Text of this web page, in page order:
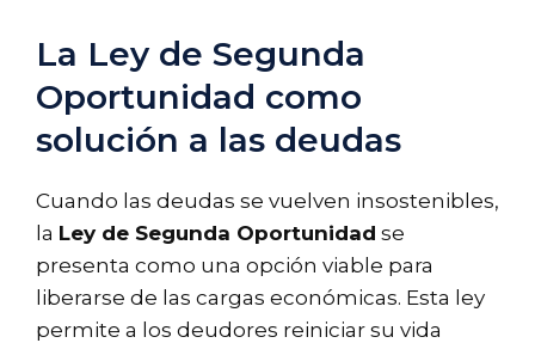
La Ley de Segunda
Oportunidad como
solución a las deudas
Cuando las deudas se vuelven insostenibles,
la Ley de Segunda Oportunidad se
presenta como una opción viable para
liberarse de las cargas económicas. Esta ley
permite a los deudores reiniciar su vida